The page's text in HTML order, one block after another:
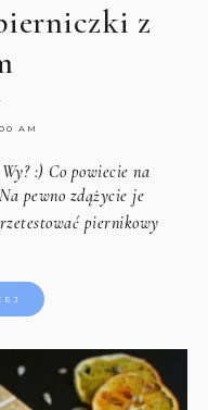
z
AM
:) Co powiecie na
pewno zdążycie je
piernikowy